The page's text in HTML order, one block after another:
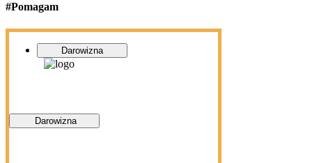
#Pomagam
Darowizna
Darowizna